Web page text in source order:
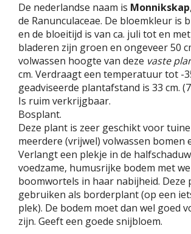
De nederlandse naam is Monnikskap
de Ranunculaceae. De bloemkleur is
en de bloeitijd is van ca. juli tot en
bladeren zijn groen en ongeveer 50
volwassen hoogte van deze vaste
cm. Verdraagt een temperatuur tot -
geadviseerde plantafstand is 33 cm.
Is ruim verkrijgbaar.
Bosplant.
Deze plant is zeer geschikt voor
meerdere (vrijwel) volwassen bomen
Verlangt een plekje in de
voedzame, humusrijke bodem met
boomwortels in haar nabijheid. Deze
gebruiken als borderplant (op een
plek). De bodem moet dan wel goed
zijn. Geeft een goede snijbloem.